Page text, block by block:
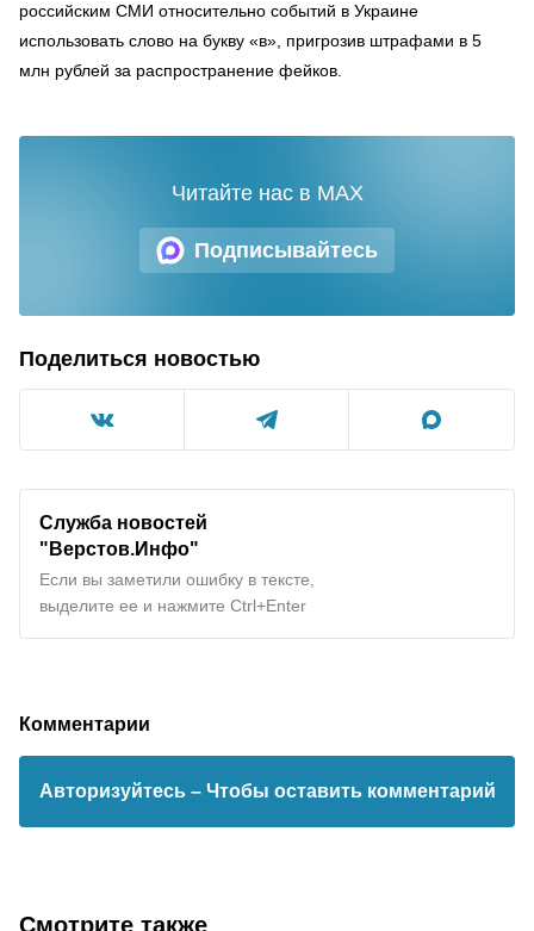
российским СМИ относительно событий в Украине
использовать слово на букву «в», пригрозив штрафами в 5
млн рублей за распространение фейков.
Подписывайтесь
Читайте нас в MAX
Поделиться новостью
Служба новостей
"Верстов.Инфо"
Если вы заметили ошибку в тексте,
выделите ее и нажмите Ctrl+Enter
Комментарии
Авторизуйтесь – Чтобы оставить комментарий
Смотрите также